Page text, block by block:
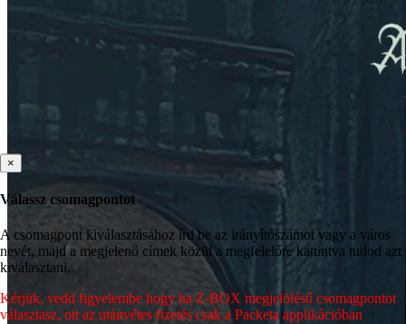
×
Válassz csomagpontot
A csomagpont kiválasztásához írd be az irányítószámot vagy a város
nevét, majd a megjelenő címek közül a megfelelőre kattintva tudod azt
kiválasztani.
Kérjük, vedd figyelembe hogy ha Z-BOX megjelölésű csomagpontot
választasz, ott az utánvétes fizetés csak a Packeta applikációban